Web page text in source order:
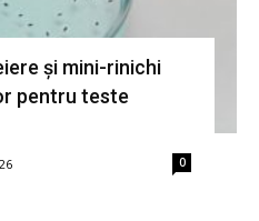
și mini-rinichi
pentru teste
0